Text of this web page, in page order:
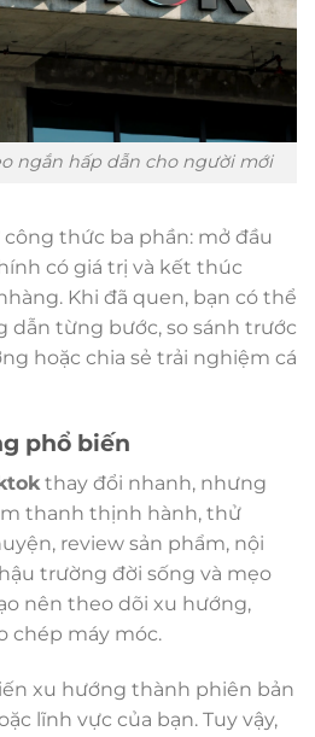
ngắn hấp dẫn cho người mới
thức ba phần: mở đầu
có giá trị và kết thúc
Khi đã quen, bạn có thể
dẫn từng bước, so sánh trước
hoặc chia sẻ trải nghiệm cá
phổ biến
thay đổi nhanh, nhưng
thanh thịnh hành, thử
review sản phẩm, nội
trường đời sống và mẹo
nên theo dõi xu hướng,
chép máy móc.
xu hướng thành phiên bản
lĩnh vực của bạn. Tuy vậy,